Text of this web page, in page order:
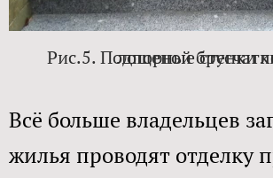
Рис.5. Подпорные стенки лестниц из лощеной
Всё больше владельцев
жилья проводят отделку